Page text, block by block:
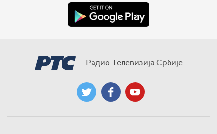
Радио Телевизија Србије